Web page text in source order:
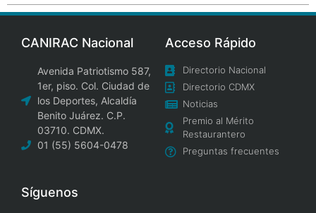
CANIRAC Nacional
Avenida Patriotismo 587,
1er, piso. Col. Ciudad de
los Deportes, Alcaldía
Benito Juárez. C.P.
03710. CDMX.
01 (55) 5604-0478
Acceso Rápido
Directorio Nacional
Directorio CDMX
Noticias
Premio al Mérito
Restaurantero
Preguntas frecuentes
Síguenos